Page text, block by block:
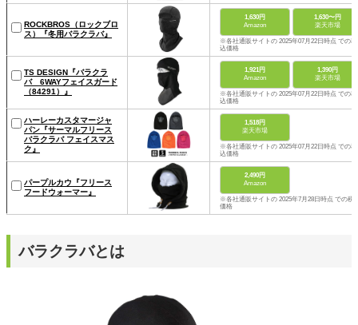
ROCKBROS（ロックブロ
ス）『冬用バラクラバ』
1,630円
Amazon
1,630〜円
楽天市場
※各社通販サイトの 2025年07月22日時点 での税
込価格
TS DESIGN『バラクラ
バ 6WAYフェイスガード
（84291）』
1,921円
Amazon
1,390円
楽天市場
※各社通販サイトの 2025年07月22日時点 での税
込価格
ハーレーカスタマージャ
パン『サーマルフリース
バラクラバ フェイスマス
ク』
1,518円
楽天市場
※各社通販サイトの 2025年07月22日時点 での税
込価格
パープルカウ『フリース
フードウォーマー』
2,490円
Amazon
※各社通販サイトの 2025年7月28日時点 での税
価格
バラクラバとは